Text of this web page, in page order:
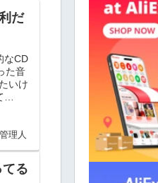
だ
なCD
た音
いけ
理人
る